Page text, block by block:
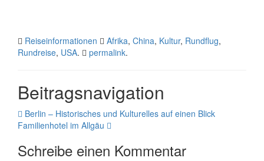
Reiseinformationen Afrika, China, Kultur, Rundflug,
Rundreise, USA. permalink.
Beitragsnavigation
Berlin – Historisches und Kulturelles auf einen Blick
Familienhotel im Allgäu
Schreibe einen Kommentar